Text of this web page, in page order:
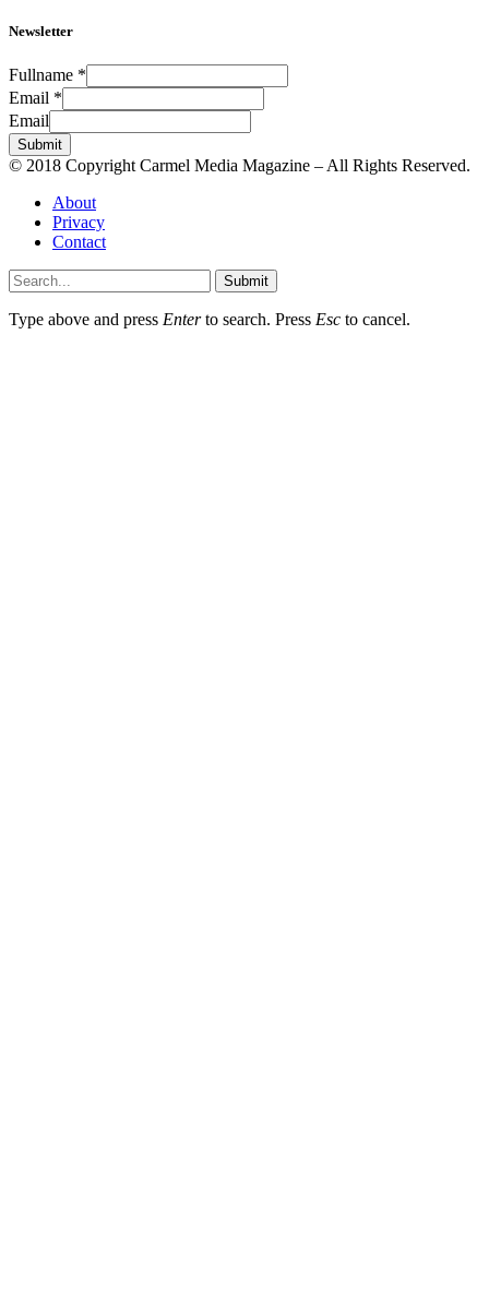
Newsletter
Fullname *
Email *
Email
Submit
© 2018 Copyright Carmel Media Magazine – All Rights Reserved.
About
Privacy
Contact
Submit
Type above and press Enterto search. Press Esc to cancel.